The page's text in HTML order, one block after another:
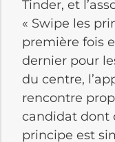
Tinder, et
« Swipe les
première fois
dernier pour
du centre,
rencontre
candidat dont
principe est